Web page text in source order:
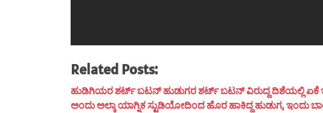
Related Posts:
ಹುಡಿಗಿಯರ ಶರ್ಟ್ ಬಟನ್ ಹುಡುಗರ ಶರ್ಟ್ ಬಟನ್ ವಿರುದ್ದ ದಿಶೆಯಲ್ಲಿ ಏಕೆ
ಅಂದು ಅಲ್ಕಾ ಯಾಗ್ನಿಕ ಸ್ಟುಡಿಯೋದಿಂದ ಹೊರ ಹಾಕಿದ್ದ ಹುಡುಗ, ಇಂದು